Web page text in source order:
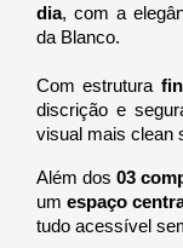
dia, com a
da Blanco.
Com estrutura
discrição e
visual mais clean
Além dos 03
um espaço
tudo acessível